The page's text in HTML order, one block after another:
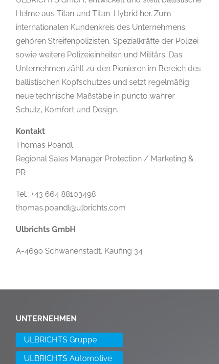
Helme aus Titan und Titan-Hybrid her. Zum
internationalen Kundenkreis des Unternehmens
gehören Streifenpolizisten, Spezialkräfte der Polizei
sowie weitere Polizeieinheiten und Militärs. Das
Unternehmen zählt zu den Pionieren im Bereich des
ballistischen Kopfschutzes und setzt regelmäßig
neue technische Maßstäbe in puncto wahrer
Schutz, Komfort und Design.
Kontakt
Thomas Poandl
Regional Sales Manager Protection / Marketing &
PR
Tel.: +43 664 88103498
thomas.poandl@ulbrichts.com
Ulbrichts GmbH
A-4690 Schwanenstadt, Kaufing 34
UNTERNEHMEN
ULBRICHTS Gruppe
ULBRICHTS Automotive